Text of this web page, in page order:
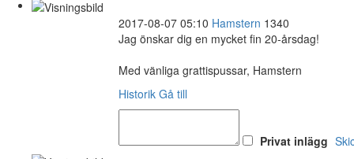
2017-08-07 05:10 Hamstern 1340
Jag önskar dig en mycket fin 20-årsdag!
Med vänliga grattispussar, Hamstern
Historik Gå till
Privat inlägg